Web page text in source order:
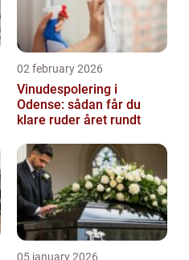
02 february 2026
Vinudespolering i
Odense: sådan får du
klare ruder året rundt
05 january 2026